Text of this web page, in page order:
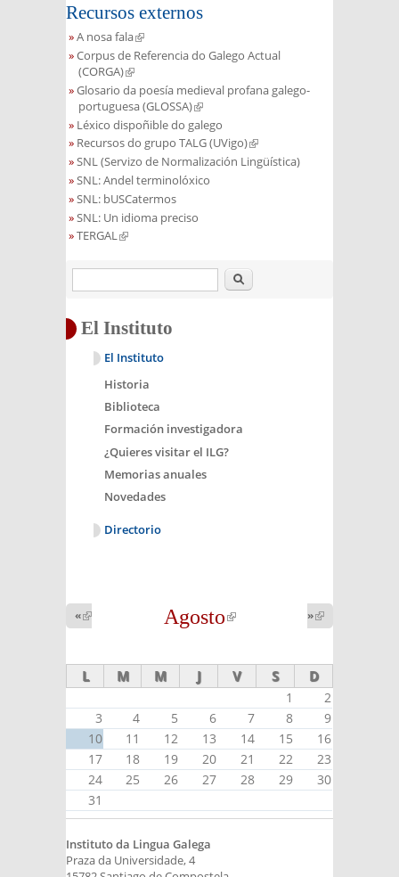
Recursos externos
A nosa fala(link is external)
Corpus de Referencia do Galego Actual
(CORGA)(link is external)
Glosario da poesía medieval profana galego-
portuguesa (GLOSSA)(link is external)
Léxico dispoñible do galego
Recursos do grupo TALG (UVigo)(link is external)
SNL (Servizo de Normalización Lingüística)
SNL: Andel terminolóxico
SNL: bUSCatermos
SNL: Un idioma preciso
TERGAL(link is external)
Buscar
El Instituto
El Instituto
Historia
Biblioteca
Formación investigadora
¿Quieres visitar el ILG?
Memorias anuales
Novedades
Directorio
Agosto
(link is
«
external)
»
external)
L M M J V S D
1
2
3
4 5 6 7 8
9
10
11 12 13 14 15
16
17
18 19 20 21 22
23
24
25 26 27 28 29
30
31
Instituto da Lingua Galega
Praza da Universidade, 4